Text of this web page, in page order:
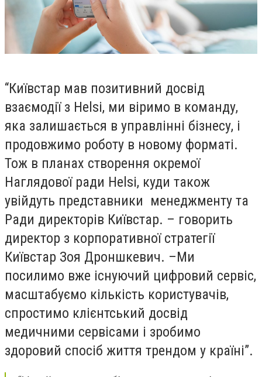
“Київстар мав позитивний досвід
взаємодії з Helsi, ми віримо в команду,
яка залишається в управлінні бізнесу, і
продовжимо роботу в новому форматі.
Тож в планах створення окремої
Наглядової ради Helsi, куди також
увійдуть представники менеджменту та
Ради директорів Київстар. – говорить
директор з корпоративної стратегії
Київстар Зоя Дроншкевич. –Ми
посилимо вже існуючий цифровий сервіс,
масштабуємо кількість користувачів,
спростимо клієнтський досвід
медичними сервісами і зробимо
здоровий спосіб життя трендом у країні”.